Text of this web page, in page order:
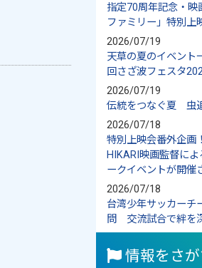
指定70周年記念・映
ファミリー」特別上
2026/07/19
天草の夏のイベント
回さざ波フェスタ
2026/07/19
伝統をつなぐ夏 虫
2026/07/18
特別上映会番外企画
HIKARI映画監督に
ークイベントが開催
2026/07/18
台湾少年サッカーチ
問 交流試合で絆を
情報をさが